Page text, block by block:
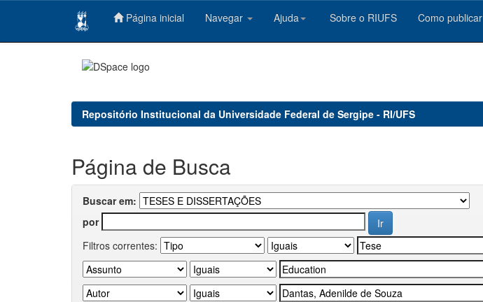
Página inicial Navegar Ajuda Sobre o RIUFS Como publicar
Repositório Institucional da Universidade Federal de Sergipe - RI/UFS
Página de Busca
Buscar em:
por
Filtros correntes: